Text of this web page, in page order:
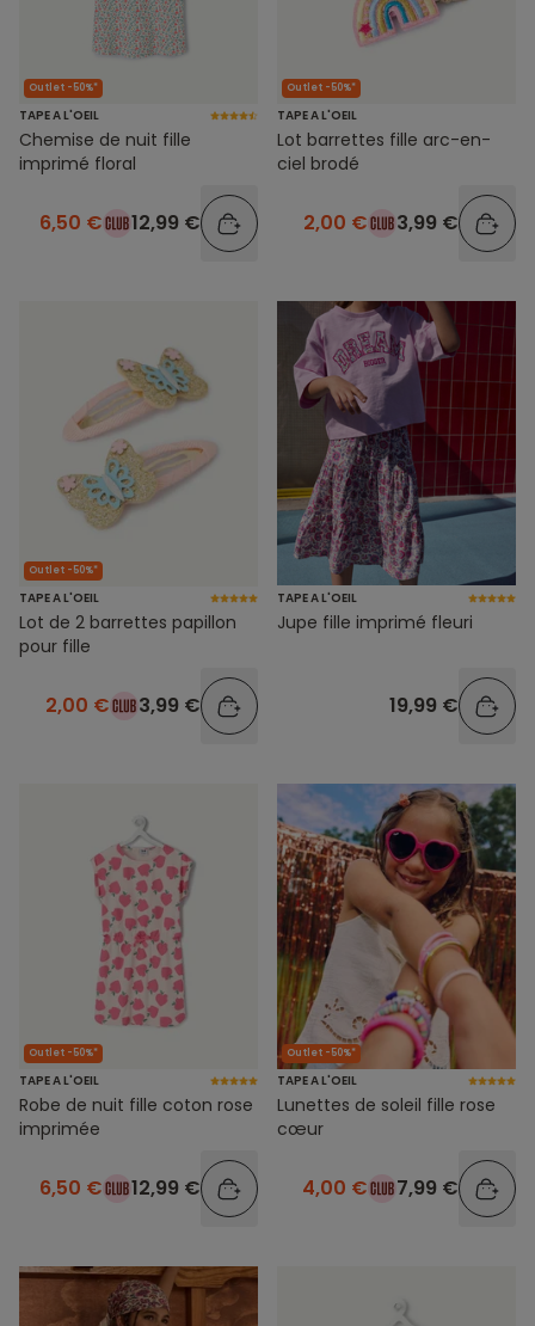
Outlet -50%*
TAPE A L'OEIL
Chemise de nuit fille
imprimé floral
6,50 € 12,99 €
Outlet -50%*
TAPE A L'OEIL
Lot barrettes fille arc-en-
ciel brodé
2,00 € 3,99 €
Outlet -50%*
TAPE A L'OEIL
Lot de 2 barrettes papillon
pour fille
2,00 € 3,99 €
TAPE A L'OEIL
Jupe fille imprimé fleuri
19,99 €
Outlet -50%*
TAPE A L'OEIL
Robe de nuit fille coton rose
imprimée
6,50 € 12,99 €
Outlet -50%*
TAPE A L'OEIL
Lunettes de soleil fille rose
cœur
4,00 € 7,99 €